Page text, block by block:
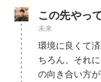
この先やっ
未来
環境に良くて
ちろん、それ
の向き合い方